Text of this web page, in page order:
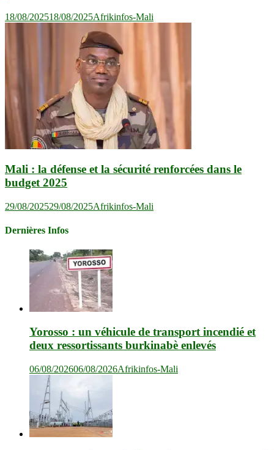
18/08/202518/08/2025Afrikinfos-Mali
Mali : la défense et la sécurité renforcées dans le
budget 2025
29/08/202529/08/2025Afrikinfos-Mali
Dernières Infos
Yorosso : un véhicule de transport incendié et
deux ressortissants burkinabè enlevés
06/08/202606/08/2026Afrikinfos-Mali